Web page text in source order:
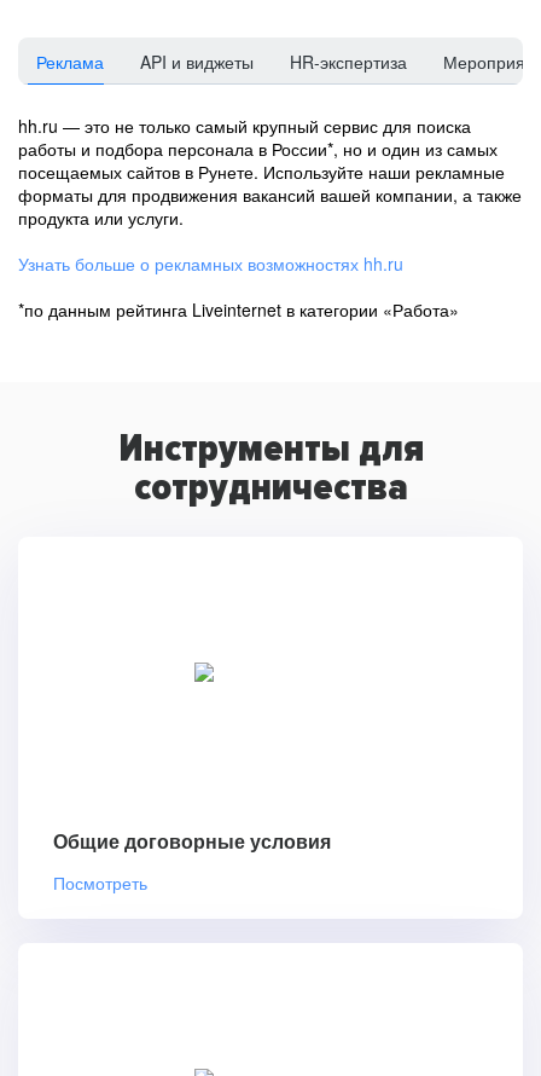
Реклама API и виджеты HR-экспертиза
hh.ru — это не только самый крупный сервис для поиска
работы и подбора персонала в России*, но и один из самых
посещаемых сайтов в Рунете. Используйте наши рекламные
форматы для продвижения вакансий вашей компании, а также
продукта или услуги.
Узнать больше о рекламных возможностях hh.ru
*по данным рейтинга Liveinternet в категории «Работа»
Инструменты для
сотрудничества
Общие договорные условия
Посмотреть